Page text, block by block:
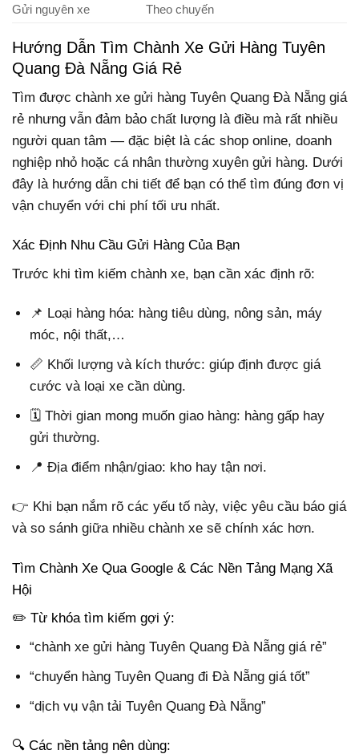
Gửi nguyên xe
Theo chuyến
Hướng Dẫn Tìm Chành Xe Gửi Hàng Tuyên
Quang Đà Nẵng Giá Rẻ
Tìm được chành xe gửi hàng Tuyên Quang Đà Nẵng giá
rẻ nhưng vẫn đảm bảo chất lượng là điều mà rất nhiều
người quan tâm — đặc biệt là các shop online, doanh
nghiệp nhỏ hoặc cá nhân thường xuyên gửi hàng. Dưới
đây là hướng dẫn chi tiết để bạn có thể tìm đúng đơn vị
vận chuyển với chi phí tối ưu nhất.
Xác Định Nhu Cầu Gửi Hàng Của Bạn
Trước khi tìm kiếm chành xe, bạn cần xác định rõ:
📌 Loại hàng hóa: hàng tiêu dùng, nông sản, máy
móc, nội thất,…
📏 Khối lượng và kích thước: giúp định được giá
cước và loại xe cần dùng.
🗓️ Thời gian mong muốn giao hàng: hàng gấp hay
gửi thường.
📍 Địa điểm nhận/giao: kho hay tận nơi.
👉 Khi bạn nắm rõ các yếu tố này, việc yêu cầu báo giá
và so sánh giữa nhiều chành xe sẽ chính xác hơn.
Tìm Chành Xe Qua Google & Các Nền Tảng Mạng Xã
Hội
✏️ Từ khóa tìm kiếm gợi ý:
“chành xe gửi hàng Tuyên Quang Đà Nẵng giá rẻ”
“chuyển hàng Tuyên Quang đi Đà Nẵng giá tốt”
“dịch vụ vận tải Tuyên Quang Đà Nẵng”
🔍 Các nền tảng nên dùng: